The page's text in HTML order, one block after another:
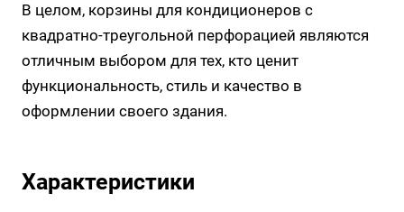
В целом, корзины для кондиционеров с
квадратно-треугольной перфорацией являются
отличным выбором для тех, кто ценит
функциональность, стиль и качество в
оформлении своего здания.
Характеристики